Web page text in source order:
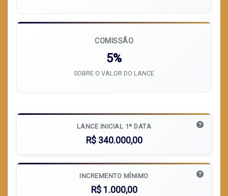
COMISSÃO
5%
SOBRE O VALOR DO LANCE
LANCE INICIAL 1ª DATA
R$ 340.000,00
INCREMENTO MÍNIMO
R$ 1.000,00